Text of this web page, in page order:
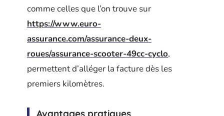
comme celles que l’on trouve sur
https://www.euro-
assurance.com/assurance-deux-
roues/assurance-scooter-49cc-cyclo,
permettent d’alléger la facture dès les
premiers kilomètres.
Avantages pratiques